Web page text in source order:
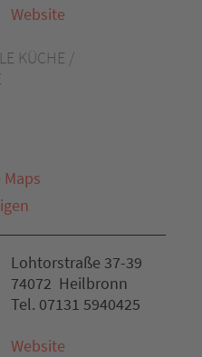
KÜCHE /
Website
Lohtorstraße 37-39
74072 Heilbronn
Tel. 07131 5940425
Website